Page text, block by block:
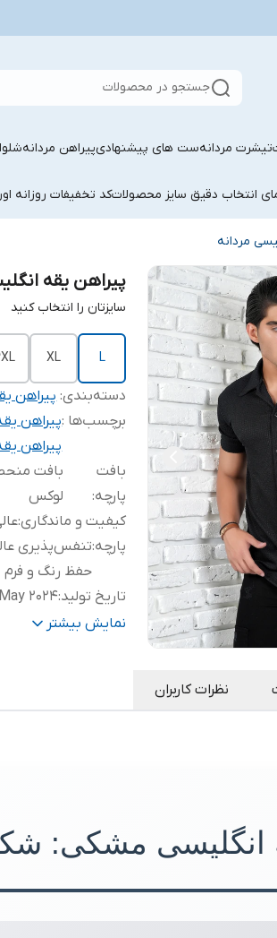
جستجو در محصولات
تیشرت مردانهست های پیشنهادیپیراهن مردانه
انتخاب دقیق سایز محصولاتکد تخفیفات روزانه
مردانه
پیراهن یقه
سایزتان را انتخاب کنید
L
XL
2XL
دسته‌بندی:پیراهن
برچسب‌ها :پیراهن
پیراهن
بافت
پارچه:
بافت
لوکس
کیفیت و ماندگاری:
پارچه:تنفس‌پذیری
حفظ رنگ و فرم
تاریخ تولید:
May 2024
نحوه شستشو : نمایش بیشتر
نظرات کاربران
انگلیسی مشکی: